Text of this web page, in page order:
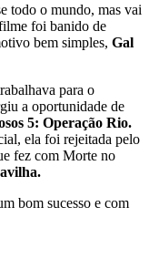
todo o mundo, mas vai
foi banido de
bem simples, Gal
para o
a oportunidade de
5: Operação Rio.
ela foi rejeitada pelo
fez com Morte no
bom sucesso e com